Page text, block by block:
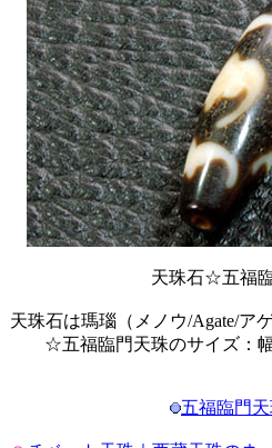
天珠石☆五福
天珠石は瑪瑙（メノウ/Agate/ア
☆五福臨門天珠のサイズ：
五福臨門